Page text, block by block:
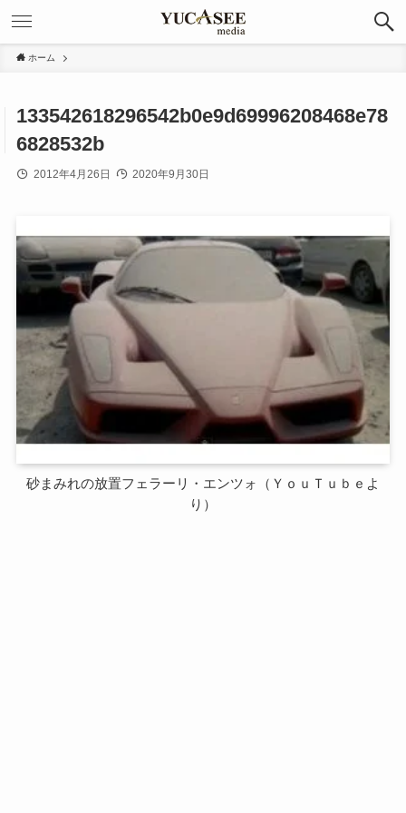
ホーム
133542618296542b0e9d69996208468e78
6828532b
2012年4月26日 2020年9月30日
砂まみれの放置フェラーリ・エンツォ（ＹｏｕＴｕｂｅよ
り）